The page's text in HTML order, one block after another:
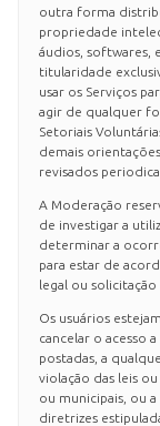
outra forma
propriedade
áudios,
titularidade
usar os Serviços
agir de qualquer
Setoriais
demais
revisados
A Moderação
de investigar a
determinar a
para estar de
legal ou solicitação
Os usuários
cancelar o acesso
postadas, a
violação das leis
ou municipais, ou
diretrizes